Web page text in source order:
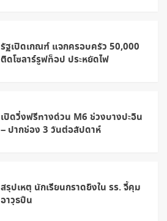
รัฐเปิดเกณฑ์ แจกครอบครัว 50,000
ติดโซลาร์รูฟท็อป ประหยัดไฟ
เปิดวิ่งฟรีทางด่วน M6 ช่วงบางปะอิน
– ปากช่อง 3 วันต่อสัปดาห์
สรุปเหตุ นักเรียนกราดยิงใน รร. จี้คุม
อาวุธปืน